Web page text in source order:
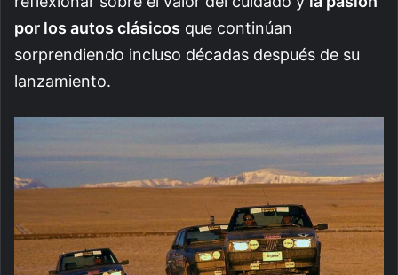
por los autos clásicos que continúan
sorprendiendo incluso décadas después de su
lanzamiento.